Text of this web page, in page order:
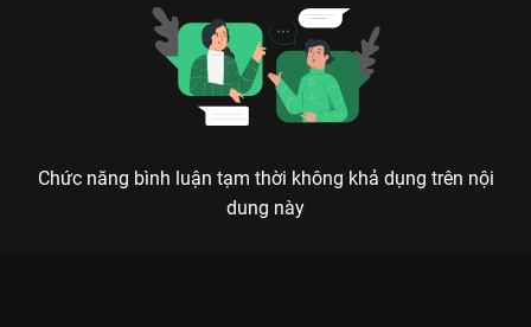
Chức năng bình luận tạm thời không khả dụng trên nội
dung này